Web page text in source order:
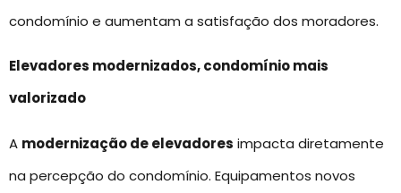
condomínio e aumentam a satisfação dos moradores.
Elevadores modernizados, condomínio mais
valorizado
A modernização de elevadores impacta diretamente
na percepção do condomínio. Equipamentos novos